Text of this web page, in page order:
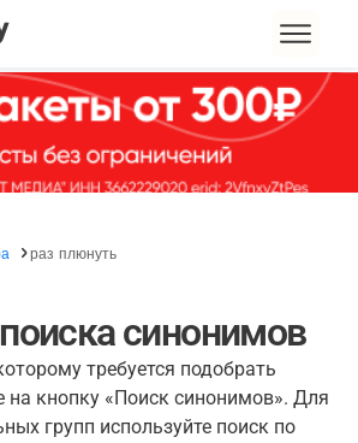
раз плюнуть
синонимов
требуется подобрать
на кнопку «Поиск синонимов». Для
групп используйте поиск по